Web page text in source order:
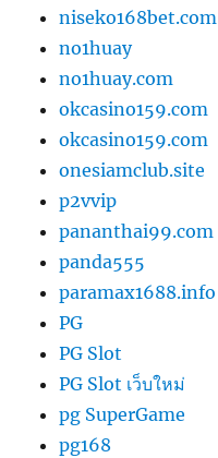
niseko168bet.com
no1huay
no1huay.com
okcasino159.com
okcasino159.com
onesiamclub.site
p2vvip
pananthai99.com
panda555
paramax1688.info
PG
PG Slot
PG Slot เว็บใหม่
pg SuperGame
pg168